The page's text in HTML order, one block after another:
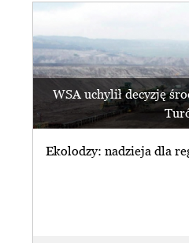
WSA uchylił decyzję
Ekolodzy: nadzieja dla